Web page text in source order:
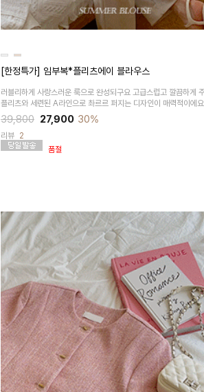
[한정특가] 임부복*플리츠에이 블라우스
러블리하게 사랑스러운 룩으로 완성되구요 고급스럽고 깔끔하게
플리츠와 세련된 A라인으로 촤르르 퍼지는 디자인이 매력적이에요
39,800 27,900 30%
리뷰 2
품절